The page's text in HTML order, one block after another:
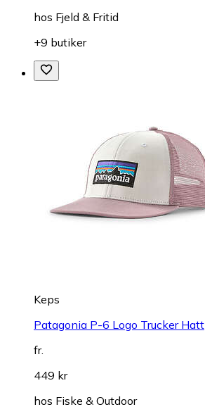
hos Fjeld & Fritid
+9 butiker
Keps
Patagonia P-6 Logo Trucker Hatt
fr.
449 kr
hos Fiske & Outdoor